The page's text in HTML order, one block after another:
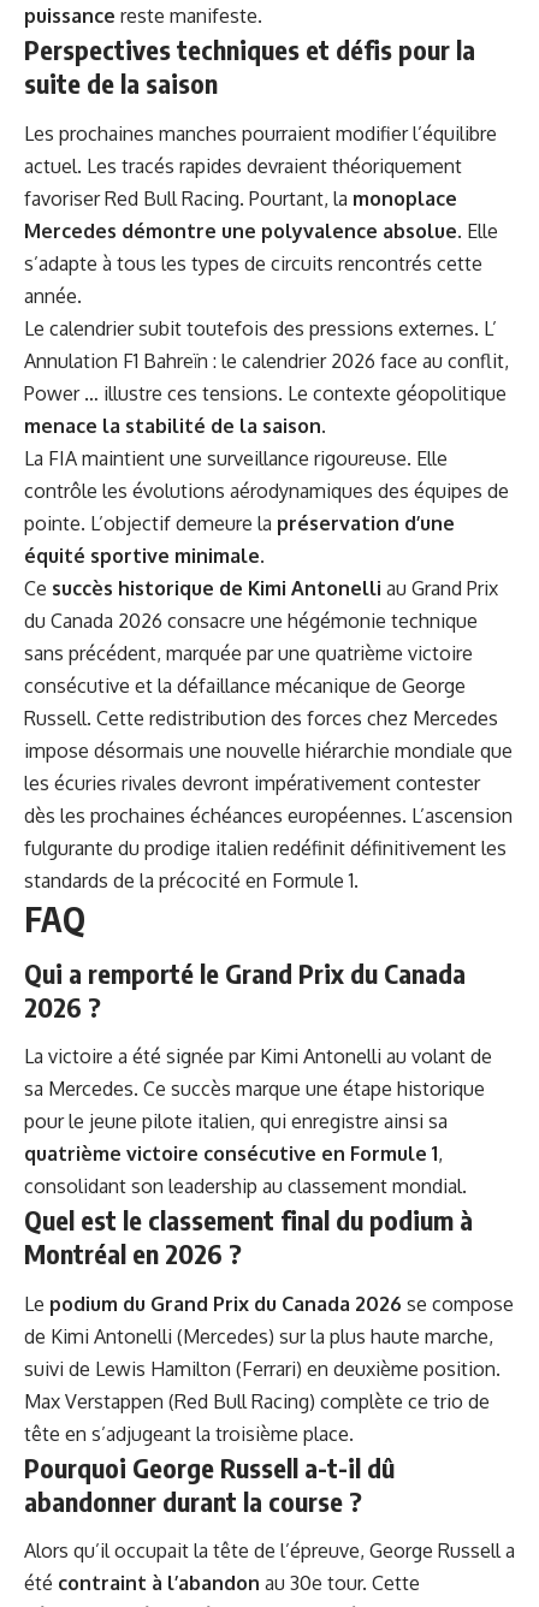
puissance reste manifeste.
Perspectives techniques et défis pour la
suite de la saison
Les prochaines manches pourraient modifier l’équilibre
actuel. Les tracés rapides devraient théoriquement
favoriser Red Bull Racing. Pourtant, la monoplace
Mercedes démontre une polyvalence absolue. Elle
s’adapte à tous les types de circuits rencontrés cette
année.
Le calendrier subit toutefois des pressions externes. L’
Annulation F1 Bahreïn : le calendrier 2026 face au conflit,
Power … illustre ces tensions. Le contexte géopolitique
menace la stabilité de la saison.
La FIA maintient une surveillance rigoureuse. Elle
contrôle les évolutions aérodynamiques des équipes de
pointe. L’objectif demeure la préservation d’une
équité sportive minimale.
Ce succès historique de Kimi Antonelli au Grand Prix
du Canada 2026 consacre une hégémonie technique
sans précédent, marquée par une quatrième victoire
consécutive et la défaillance mécanique de George
Russell. Cette redistribution des forces chez Mercedes
impose désormais une nouvelle hiérarchie mondiale que
les écuries rivales devront impérativement contester
dès les prochaines échéances européennes. L’ascension
fulgurante du prodige italien redéfinit définitivement les
standards de la précocité en Formule 1.
FAQ
Qui a remporté le Grand Prix du Canada
2026 ?
La victoire a été signée par Kimi Antonelli au volant de
sa Mercedes. Ce succès marque une étape historique
pour le jeune pilote italien, qui enregistre ainsi sa
quatrième victoire consécutive en Formule 1,
consolidant son leadership au classement mondial.
Quel est le classement final du podium à
Montréal en 2026 ?
Le podium du Grand Prix du Canada 2026 se compose
de Kimi Antonelli (Mercedes) sur la plus haute marche,
suivi de Lewis Hamilton (Ferrari) en deuxième position.
Max Verstappen (Red Bull Racing) complète ce trio de
tête en s’adjugeant la troisième place.
Pourquoi George Russell a-t-il dû
abandonner durant la course ?
Alors qu’il occupait la tête de l’épreuve, George Russell a
été contraint à l’abandon au 30e tour. Cette